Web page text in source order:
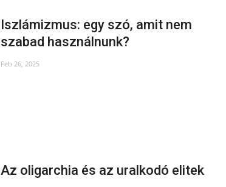
Iszlámizmus: egy szó, amit nem
szabad használnunk?
Feb 26, 2025
Az oligarchia és az uralkodó elitek